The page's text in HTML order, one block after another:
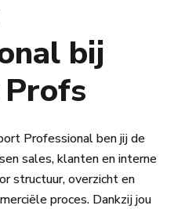
bij
Professional ben jij de
sales, klanten en interne
structuur, overzicht en
proces. Dankzij jou